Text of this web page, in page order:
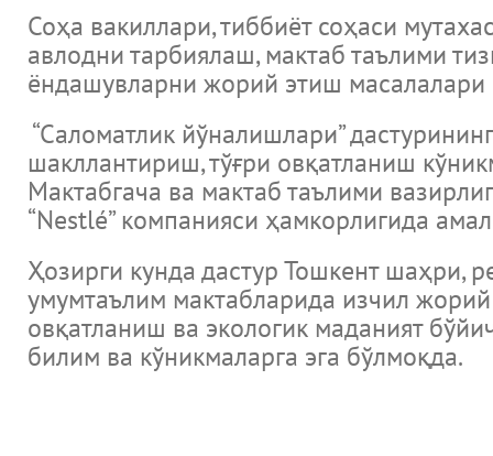
Соҳа вакиллари, тиббиёт соҳаси
авлодни тарбиялаш, мактаб таълими
ёндашувларни жорий этиш
“Саломатлик йўналишлари”
шакллантириш, тўғри овқатланиш
Мактабгача ва мактаб таълими
“Nestlé” компанияси ҳамкорлигида
Ҳозирги кунда дастур Тошкент шаҳри,
умумтаълим мактабларида изчил
овқатланиш ва экологик маданият
билим ва кўникмаларга эга бўлмоқда.